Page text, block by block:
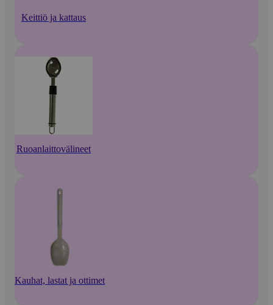
Keittiö ja kattaus
Ruoanlaittovälineet
Kauhat, lastat ja ottimet